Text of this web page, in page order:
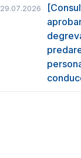
29.07.2026